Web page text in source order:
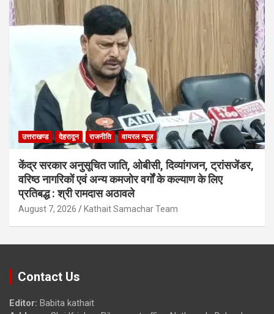
उत्तराखण्ड देहरादून राजनीति वायरल न्यूज़
केंद्र सरकार अनुसूचित जाति, ओबीसी, दिव्यांगजन, ट्रांसजेंडर,
वरिष्ठ नागरिकों एवं अन्य कमजोर वर्गों के कल्याण के लिए
प्रतिबद्ध : श्री रामदास अठावले
August 7, 2026 Kathait Samachar Team
Contact Us
Editor: Babita kathait